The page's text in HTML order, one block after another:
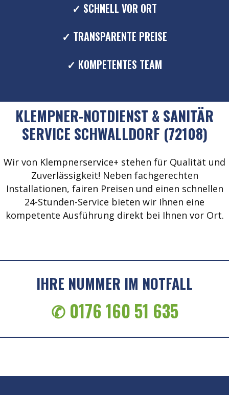
✓ SCHNELL VOR ORT
✓ TRANSPARENTE PREISE
✓ KOMPETENTES TEAM
KLEMPNER-NOTDIENST & SANITÄR
SERVICE SCHWALLDORF (72108)
Wir von Klempnerservice+ stehen für Qualität und
Zuverlässigkeit! Neben fachgerechten
Installationen, fairen Preisen und einen schnellen
24-Stunden-Service bieten wir Ihnen eine
kompetente Ausführung direkt bei Ihnen vor Ort.
IHRE NUMMER IM NOTFALL
✆ 0176 160 51 635